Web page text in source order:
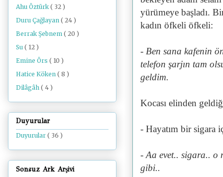
yürümeye başladı.
kadın öfkeli öfkeli:
- Ben sana kafenin
telefon şarjın tam
geldim.
Kocası elinden
- Hayatım bir sigara
- Aa evet.. sigara.. o
gibi..
Ahu Öztürk ( 32 )
Duru Çağlayan ( 24 )
Berrak Şebnem ( 20 )
Su ( 12 )
Emine Örs ( 10 )
Hatice Köken ( 8 )
Dilâgâh ( 4 )
Duyurular
Duyurular ( 36 )
Sonsuz Ark Arşivi